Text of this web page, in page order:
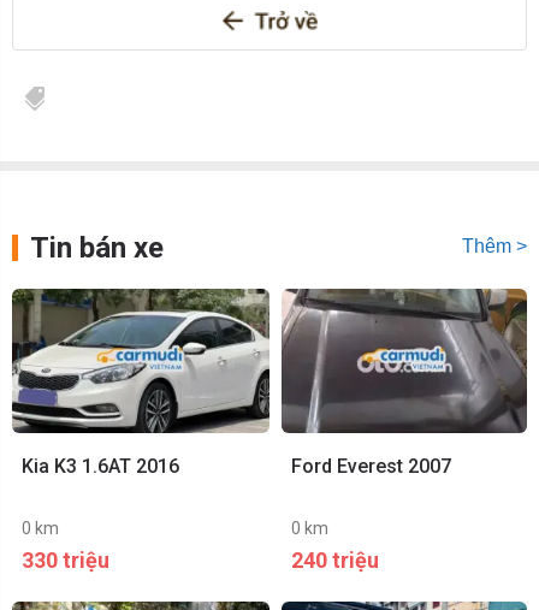
Tin bán xe Thêm >
Kia K3 1.6AT 2016
0 km
330 triệu
Ford Everest 2007
0 km
240 triệu